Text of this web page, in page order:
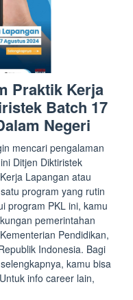
Praktik Kerja
Batch 17
Negeri
mencari pengalaman
Ditjen Diktiristek
Lapangan atau
program yang rutin
program PKL ini, kamu
pemerintahan
Pendidikan,
Indonesia. Bagi
kamu bisa
info career lain,